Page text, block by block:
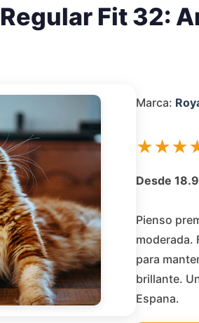
Fit 32:
Marca:
Desde
Pienso
moderada.
para
brillante.
Espana.